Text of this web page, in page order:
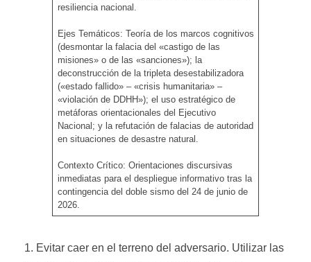
resiliencia nacional.
Ejes Temáticos: Teoría de los marcos cognitivos
(desmontar la falacia del «castigo de las
misiones» o de las «sanciones»); la
deconstrucción de la tripleta desestabilizadora
(«estado fallido» – «crisis humanitaria» –
«violación de DDHH»); el uso estratégico de
metáforas orientacionales del Ejecutivo
Nacional; y la refutación de falacias de autoridad
en situaciones de desastre natural.
Contexto Crítico: Orientaciones discursivas
inmediatas para el despliegue informativo tras la
contingencia del doble sismo del 24 de junio de
2026.
Evitar caer en el terreno del adversario. Utilizar las